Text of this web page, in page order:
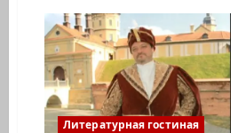
Фабрикант.
Светлое
имя
Литературная гостиная